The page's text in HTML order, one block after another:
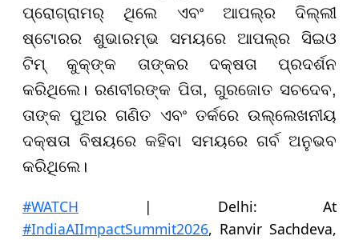
ପ୍ରୋଗ୍ରାମର୍ ଥିଲେ ଏବଂ ଆପଲ୍ର ଦିଲ୍ଲୀ
ଷ୍ଟୋରର ଶୁଭାରମ୍ଭ ସମୟରେ ଆପଲ୍ର ସିଇଓ
ଟିମ୍ କୁକ୍‌ଙ୍କ ତାଙ୍କର ଦକ୍ଷତା ପ୍ରଦର୍ଶନ
କରିଥିଲେ। ରଣବୀରଙ୍କ ପିତା, ଗୁରଜୋତ ସଚଦେବ,
ତାଙ୍କ ପୁଅର ଗଣିତ ଏବଂ ତର୍କରେ ଉଲ୍ଲେଖନୀୟ
ଦକ୍ଷତା ବିଷୟରେ କହିବା ସମୟରେ ଗର୍ବ ଅନୁଭବ
କରିଥିଲେ।
#WATCH | Delhi: At
#IndiaAIImpactSummit2026, Ranvir Sachdeva,